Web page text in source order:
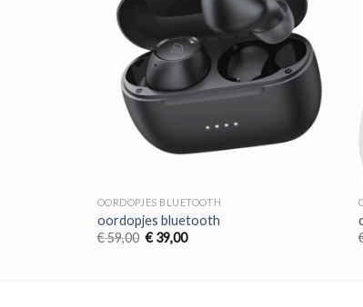
OORDOPJES BLUETOOTH
oordopjes bluetooth
€59,00 Oorspronkelijke
€39,00Huidige